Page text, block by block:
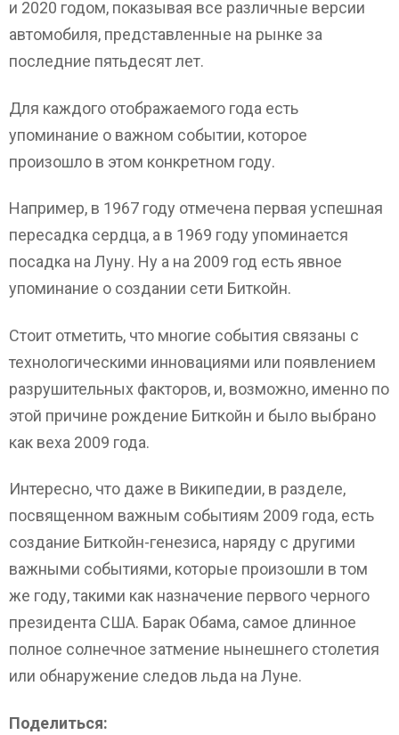
и 2020 годом, показывая все различные версии
автомобиля, представленные на рынке за
последние пятьдесят лет.
Для каждого отображаемого года есть
упоминание о важном событии, которое
произошло в этом конкретном году.
Например, в 1967 году отмечена первая успешная
пересадка сердца, а в 1969 году упоминается
посадка на Луну. Ну а на 2009 год есть явное
упоминание о создании сети Биткойн.
Стоит отметить, что многие события связаны с
технологическими инновациями или появлением
разрушительных факторов, и, возможно, именно по
этой причине рождение Биткойн и было выбрано
как веха 2009 года.
Интересно, что даже в Википедии, в разделе,
посвященном важным событиям 2009 года, есть
создание Биткойн-генезиса, наряду с другими
важными событиями, которые произошли в том
же году, такими как назначение первого черного
президента США. Барак Обама, самое длинное
полное солнечное затмение нынешнего столетия
или обнаружение следов льда на Луне.
Поделиться: